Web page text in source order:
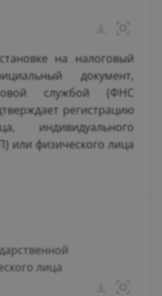
на налоговый
документ,
службой (ФНС
регистрацию
индивидуального
или физического лица
лица